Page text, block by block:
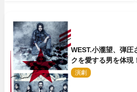
WEST.小瀧望、弾圧
クを愛する男を体
ロール』ビジュアル
演劇